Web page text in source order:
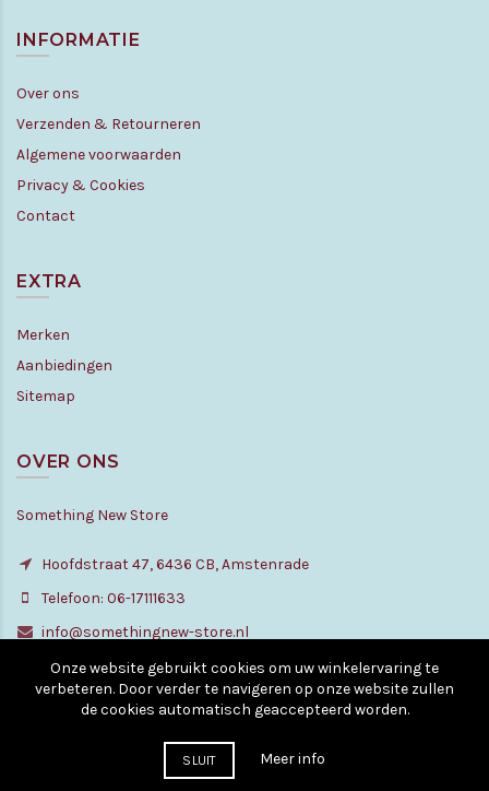
INFORMATIE
Over ons
Verzenden & Retourneren
Algemene voorwaarden
Privacy & Cookies
Contact
EXTRA
Merken
Aanbiedingen
Sitemap
OVER ONS
Something New Store
Hoofdstraat 47, 6436 CB, Amstenrade
Telefoon: 06-17111633
info@somethingnew-store.nl
© Copyright - All rights reserved. 2010 - 2026
Onze website gebruikt cookies om uw winkelervaring te
verbeteren. Door verder te navigeren op onze website zullen
de cookies automatisch geaccepteerd worden.
SLUIT Meer info